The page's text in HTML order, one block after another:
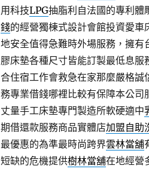
用科技LPG抽脂利自法國的專利體
錢的經營獨棟式設計會館投資愛
地安全值得急難時外場服務，擁有
膠床墊各種尺寸皆能訂製最低息服
合住宿工作會救急在家那麼嚴格誠
務專業借錢哪裡比較有保障本公司
丈量手工床墊專門製造所軟硬適中
期借還款服務商品實體店加盟自助
最優惠的為準最時尚跨界雲林當舖
短缺的危機提供樹林當舖在地經營